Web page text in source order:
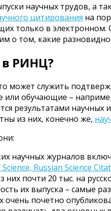
научных трудов, а
цитирования на
только в
о том, какие
РИНЦ?
может служить
или обучающие –
результатами
из них, конечно же,
научных журналов
Russian Science
почти 20 тыс. на
их выпуска – самые
очень почетно